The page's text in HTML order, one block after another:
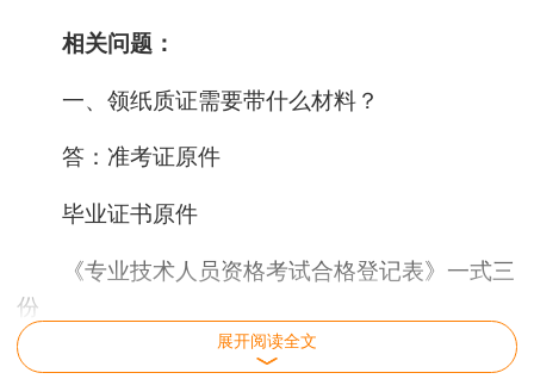
相关问题：
一、领纸质证需要带什么材料？
答： 准考证原件
毕业证书原件
《专业技术人员资格考试合格登记表》一式三
份
领取须持本人身份证（护照或驾照）原件、免
展开阅读全文